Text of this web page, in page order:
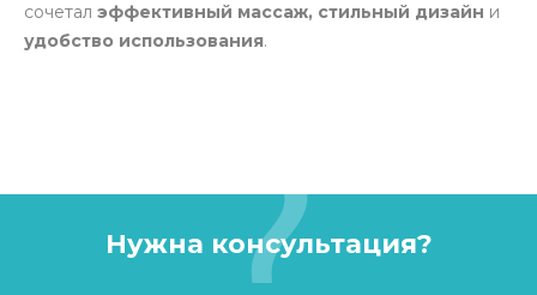
сочетал эффективный массаж, стильный дизайн и
удобство использования.
Нужна консультация?